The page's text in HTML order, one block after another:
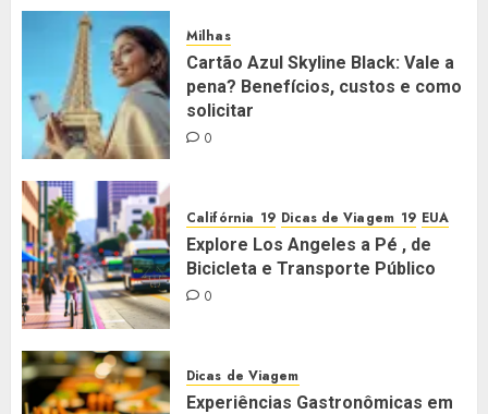
Milhas
Cartão Azul Skyline Black: Vale a
pena? Benefícios, custos e como
solicitar
0
Califórnia Dicas de Viagem EUA
Explore Los Angeles a Pé , de
Bicicleta e Transporte Público
0
Dicas de Viagem
Experiências Gastronômicas em